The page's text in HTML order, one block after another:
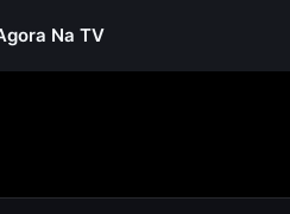
Na TV